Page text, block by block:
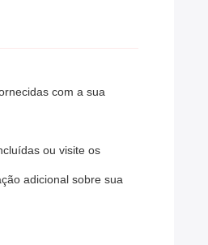
com a sua
ou visite os
adicional sobre sua